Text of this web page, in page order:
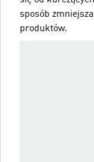
sposób
produktów.